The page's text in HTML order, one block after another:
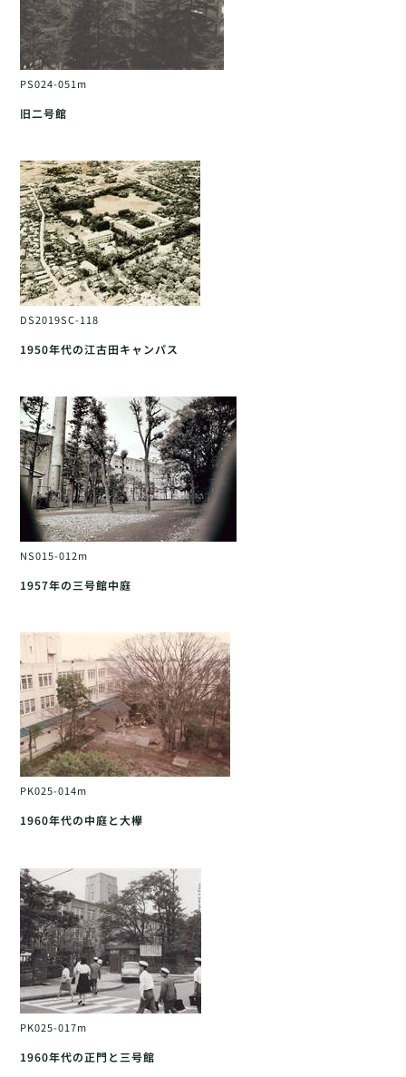
PS024-051m
旧二号館
DS2019SC-118
1950年代の江古田キャンパス
NS015-012m
1957年の三号館中庭
PK025-014m
1960年代の中庭と大欅
PK025-017m
1960年代の正門と三号館